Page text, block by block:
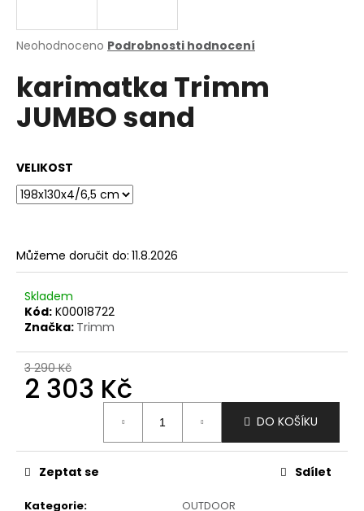
Průměrné
produktu
je
0,0
z
Neohodnoceno Podrobnosti hodnocení
karimatka Trimm
JUMBO sand
VELIKOST
Můžeme doručit do: 11.8.2026
Skladem
Kód: K00018722
Značka: Trimm
3 290 Kč
2 303 Kč
DO KOŠÍKU
Kategorie:
OUTDOOR
Zeptat se Sdílet
j
t
?
D
o
p
o
u
č
u
e